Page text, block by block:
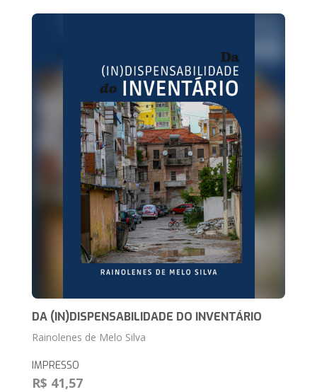
DA (IN)DISPENSABILIDADE DO INVENTÁRIO
Rainolenes de Melo Silva
IMPRESSO
R$ 41,57